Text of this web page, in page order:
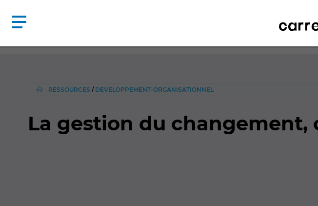
RESSOURCES / DEVELOPPEMENT-ORGANISATIONNEL
La gestion du